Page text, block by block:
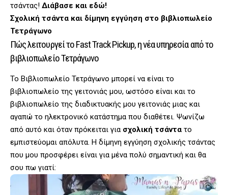
τσάντας! Διάβασε και εδώ!
Σχολική τσάντα και δίμηνη εγγύηση στο βιβλιοπωλείο
Τετράγωνο
Πώς λειτουργεί το Fast Track Pickup, η νέα υπηρεσία από το
βιβλιοπωλείο Τετράγωνο
Το Βιβλιοπωλείο Τετράγωνο μπορεί να είναι το
βιβλιοπωλείο της γειτονιάς μου, ωστόσο είναι και το
βιβλιοπωλείο της διαδικτυακής μου γειτονιάς μιας και
αγαπώ το ηλεκτρονικό κατάστημα που διαθέτει. Ψωνίζω
από αυτό και όταν πρόκειται για σχολική τσάντα το
εμπιστεύομαι απόλυτα. Η δίμηνη εγγύηση σχολικής τσάντας
που μου προσφέρει είναι για μένα πολύ σημαντική και θα
σου πω γιατί: